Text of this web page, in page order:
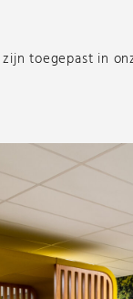
toegepast in